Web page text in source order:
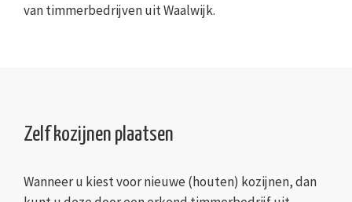
van timmerbedrijven uit Waalwijk.
Zelf kozijnen plaatsen
Wanneer u kiest voor nieuwe (houten) kozijnen, dan